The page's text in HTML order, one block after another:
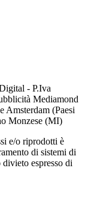
- P.Iva
Mediamond
Amsterdam (Paesi
Monzese (MI)
e/o riprodotti è
di sistemi di
espresso di